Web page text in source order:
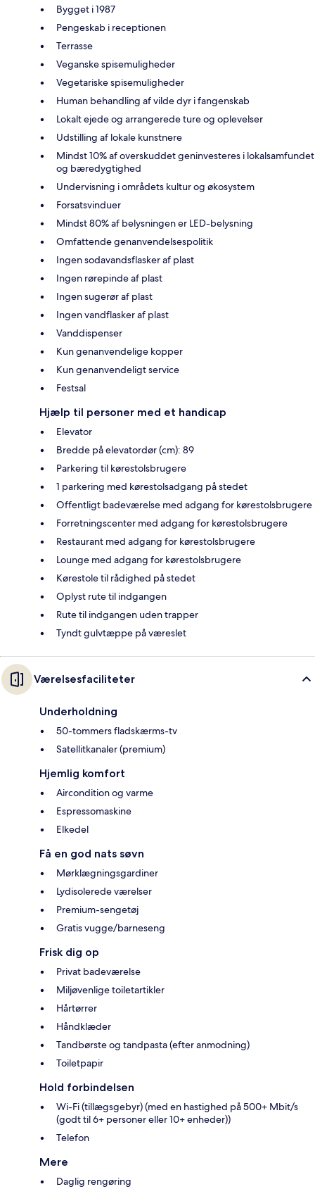
Bygget i 1987
Pengeskab i receptionen
Terrasse
Veganske spisemuligheder
Vegetariske spisemuligheder
Human behandling af vilde dyr i fangenskab
Lokalt ejede og arrangerede ture og oplevelser
Udstilling af lokale kunstnere
Mindst 10% af overskuddet geninvesteres i lokalsamfundet
og bæredygtighed
Undervisning i områdets kultur og økosystem
Forsatsvinduer
Mindst 80% af belysningen er LED-belysning
Omfattende genanvendelsespolitik
Ingen sodavandsflasker af plast
Ingen rørepinde af plast
Ingen sugerør af plast
Ingen vandflasker af plast
Vanddispenser
Kun genanvendelige kopper
Kun genanvendeligt service
Festsal
Hjælp til personer med et handicap
Elevator
Bredde på elevatordør (cm): 89
Parkering til kørestolsbrugere
1 parkering med kørestolsadgang på stedet
Offentligt badeværelse med adgang for kørestolsbrugere
Forretningscenter med adgang for kørestolsbrugere
Restaurant med adgang for kørestolsbrugere
Lounge med adgang for kørestolsbrugere
Kørestole til rådighed på stedet
Oplyst rute til indgangen
Rute til indgangen uden trapper
Tyndt gulvtæppe på væreslet
Værelsesfaciliteter
Underholdning
50-tommers fladskærms-tv
Satellitkanaler (premium)
Hjemlig komfort
Aircondition og varme
Espressomaskine
Elkedel
Få en god nats søvn
Mørklægningsgardiner
Lydisolerede værelser
Premium-sengetøj
Gratis vugge/barneseng
Frisk dig op
Privat badeværelse
Miljøvenlige toiletartikler
Hårtørrer
Håndklæder
Tandbørste og tandpasta (efter anmodning)
Toiletpapir
Hold forbindelsen
Wi-Fi (tillægsgebyr) (med en hastighed på 500+ Mbit/s
(godt til 6+ personer eller 10+ enheder))
Telefon
Mere
Daglig rengøring